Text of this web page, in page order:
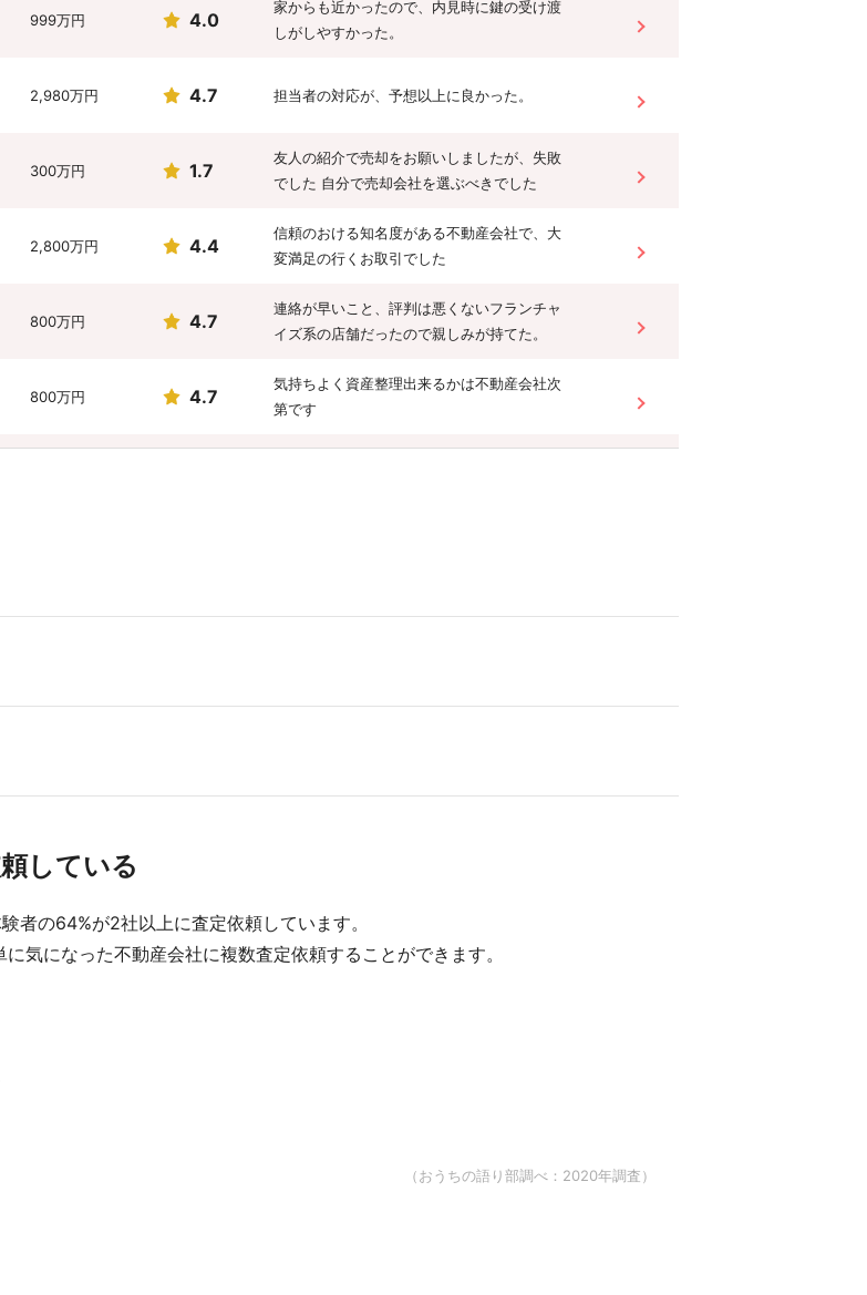
999万円 4.0
家からも近かったので、内見時に鍵の受け渡
しがしやすかった。
2,980万円 4.7 担当者の対応が、予想以上に良かった。
300万円 1.7
友人の紹介で売却をお願いしましたが、失敗
でした 自分で売却会社を選ぶべきでした
2,800万円 4.4
信頼のおける知名度がある不動産会社で、大
変満足の行くお取引でした
800万円 4.7
連絡が早いこと、評判は悪くないフランチャ
イズ系の店舗だったので親しみが持てた。
800万円 4.7
気持ちよく資産整理出来るかは不動産会社次
第です
1,300万円 3.0 買取金額が、一番高い会社でした。
なたの店に売るって言ったら一発回答だった
している
者の64%が2社以上に査定依頼しています。
気になった不動産会社に複数査定依頼することができます。
（おうちの語り部調べ：2020年調査）